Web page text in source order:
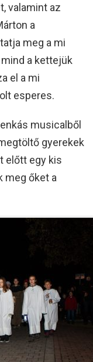
valamint az
a
meg a mi
a kettejük
el a mi
esperes.
musicalből
gyerekek
előtt egy kis
meg őket a